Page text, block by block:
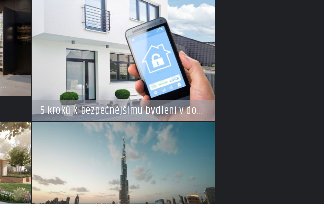
5 kroků k bezpečnějšímu bydlení v době
dovolené